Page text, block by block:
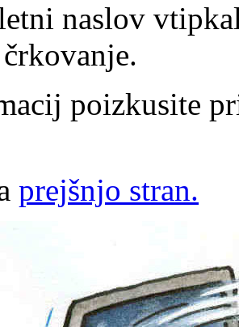
naslov
poizkusite
prejšnjo stran.